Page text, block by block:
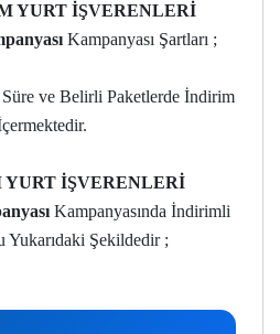
YURT İŞVERENLERİ
Kampanyası Şartları ;
ve Belirli Paketlerde İndirim
YURT İŞVERENLERİ
Kampanyasında İndirimli
Yukarıdaki Şekildedir ;